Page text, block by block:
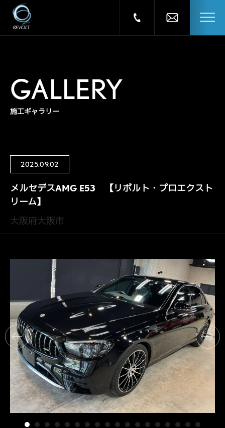
GALLERY
施工ギャラリー
2025.09.02
メルセデスAMG E53 【リボルト・プロエクスト
リーム】
大阪府大阪市